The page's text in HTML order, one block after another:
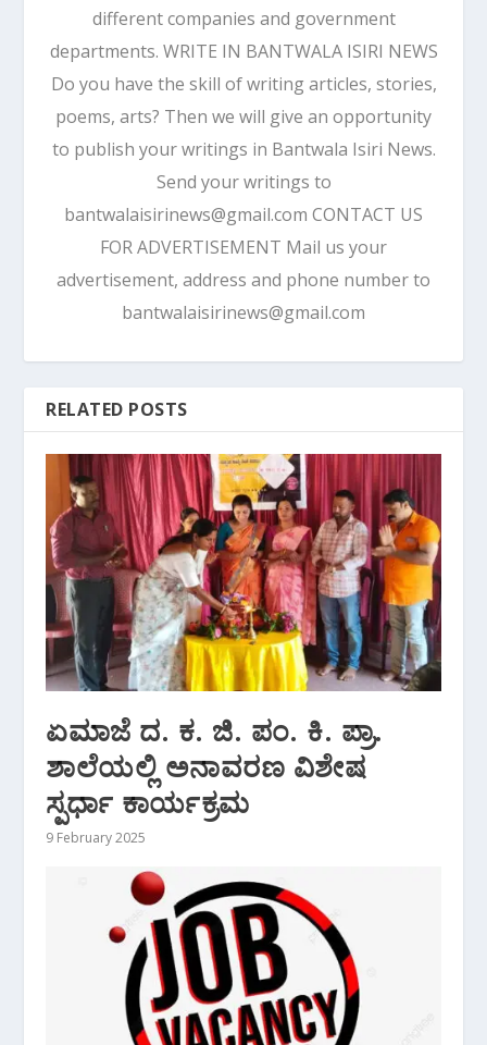
different companies and government
departments. WRITE IN BANTWALA ISIRI NEWS
Do you have the skill of writing articles, stories,
poems, arts? Then we will give an opportunity
to publish your writings in Bantwala Isiri News.
Send your writings to
bantwalaisirinews@gmail.com CONTACT US
FOR ADVERTISEMENT Mail us your
advertisement, address and phone number to
bantwalaisirinews@gmail.com
RELATED POSTS
ಏಮಾಜೆ ದ. ಕ. ಜಿ. ಪಂ. ಕಿ. ಪ್ರಾ.
ಶಾಲೆಯಲ್ಲಿ ಅನಾವರಣ ವಿಶೇಷ
ಸ್ಪರ್ಧಾ ಕಾರ್ಯಕ್ರಮ
9 February 2025